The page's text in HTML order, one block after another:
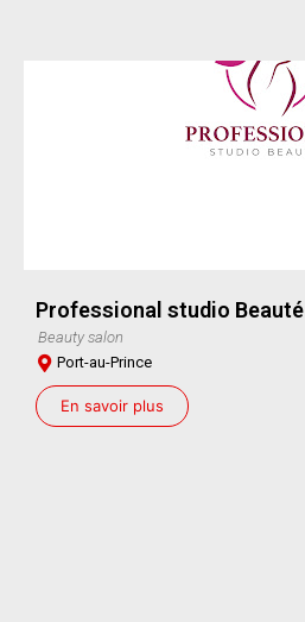
Professional studio Beauté
Beauty salon
Port-au-Prince
En savoir plus